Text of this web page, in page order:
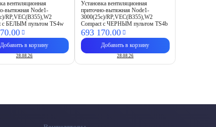
вентиляционная
вытяжная Node1-
RP,VEC(B355),W2
с БЕЛЫМ пультом TS4w
00
Добавить в корзину
28.08.26
Установка вентиляционная
приточно-вытяжная Node1-
3000(25c)/RP,VEC(B355),W2
Compact с ЧЕРНЫМ пультом TS4b
693 170.00
Добавить в корзину
28.08.26